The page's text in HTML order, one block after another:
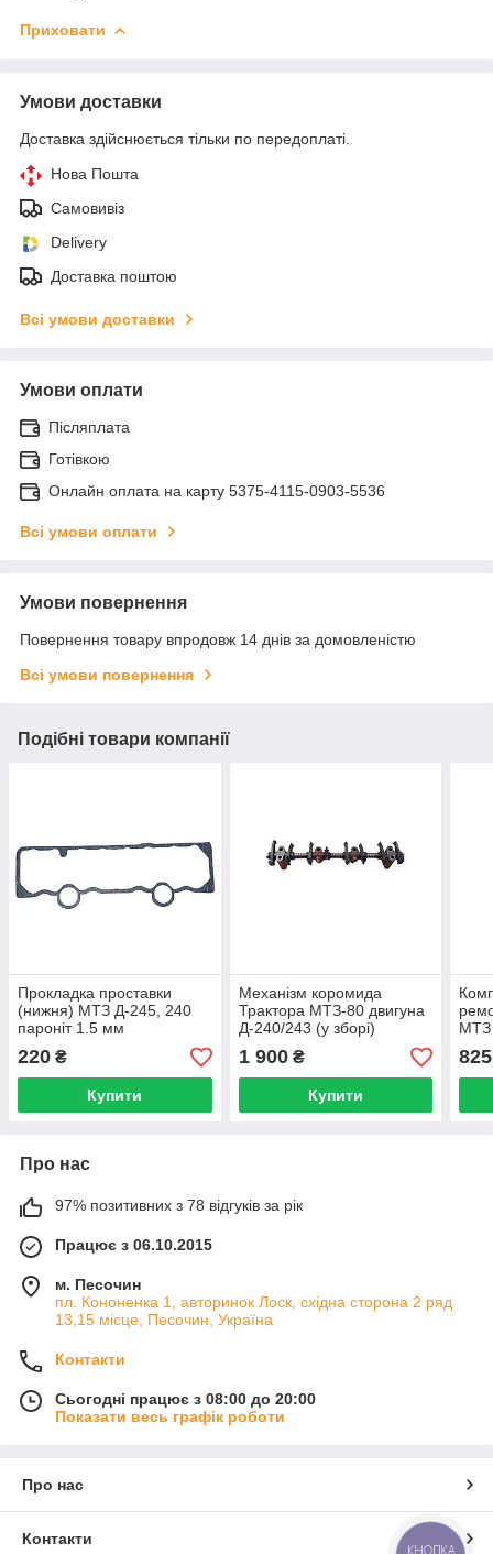
Приховати
Умови доставки
Доставка здійснюється тільки по передоплаті.
Нова Пошта
Самовивіз
Delivery
Доставка поштою
Всі умови доставки
Умови оплати
Післяплата
Готівкою
Онлайн оплата на карту 5375-4115-0903-5536
Всі умови оплати
Умови повернення
Повернення товару впродовж 14 днів за домовленістю
Всі умови повернення
Подібні товари компанії
Прокладка проставки
(нижня) МТЗ Д-245, 240
пароніт 1.5 мм
220 ₴
Купити
Механізм коромида
Трактора МТЗ-80 двигуна
Д-240/243 (у зборі)
1 900₴
Купити
МТЗ
825
Про нас
97% позитивних з 78 відгуків за рік
Працює з 06.10.2015
м. Песочин
пл. Кононенка 1, авторинок Лоск, східна сторона 2 ряд
13,15 місце, Песочин, Україна
Контакти
Сьогодні працює з 08:00 до 20:00
Показати весь графік роботи
Про нас
Контакти
КНОПКА